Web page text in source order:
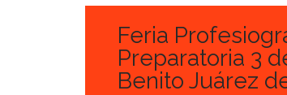
Feria
Preparatoria 3
Benito Juárez